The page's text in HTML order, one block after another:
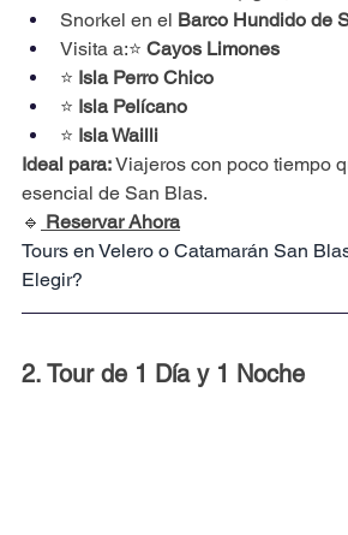
Snorkel en el Barco Hundido de
Visita a:⭐ Cayos Limones
⭐ Isla Perro Chico
⭐ Isla Pelícano
⭐ Isla Wailli
Ideal para: Viajeros con poco tiempo
esencial de San Blas.
🔹 Reservar Ahora
Tours en Velero o Catamarán San
Elegir?
2. Tour de 1 Día y 1 Noche